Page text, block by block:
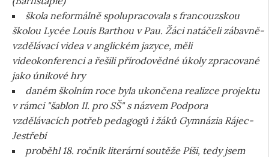
škola neformálně spolupracovala s francouzskou
školou Lycée Louis Barthou v Pau. Žáci natáčeli zábavně-
vzdělávací videa v anglickém jazyce, měli
videokonferenci a řešili přírodovědné úkoly zpracované
jako únikové hry
daném školním roce byla ukončena realizce projektu
v rámci "šablon II. pro SŠ" s názvem Podpora
vzdělávacích potřeb pedagogů i žáků Gymnázia Rájec-
Jestřebí
proběhl 18. ročník literární soutěže Píši, tedy jsem